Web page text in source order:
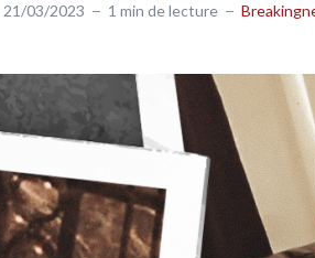
21/03/2023 1 min de lecture